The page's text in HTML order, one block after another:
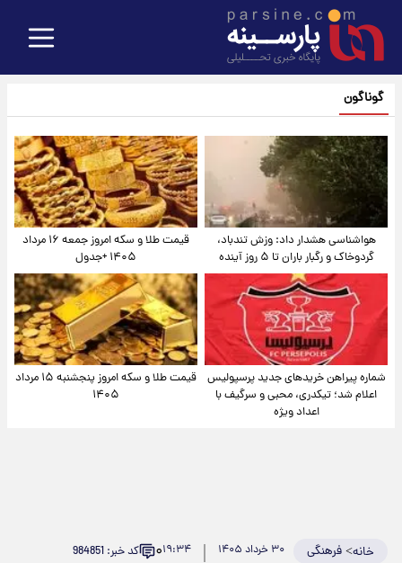
گوناگون
هواشناسی هشدار داد: وزش تندباد،
گردوخاک و رگبار باران تا ۵ روز آینده
قیمت طلا و سکه امروز جمعه ۱۶ مرداد
۱۴۰۵ +جدول
شماره پیراهن خریدهای جدید پرسپولیس
اعلام شد؛ تیکدری، محبی و سرگیف با
اعداد ویژه
قیمت طلا و سکه امروز پنجشنبه ۱۵ مرداد
۱۴۰۵
خانه>فرهنگی ۳۰ خرداد ۱۴۰۵ ۱۹:۳۴۰ کد خبر: 984851